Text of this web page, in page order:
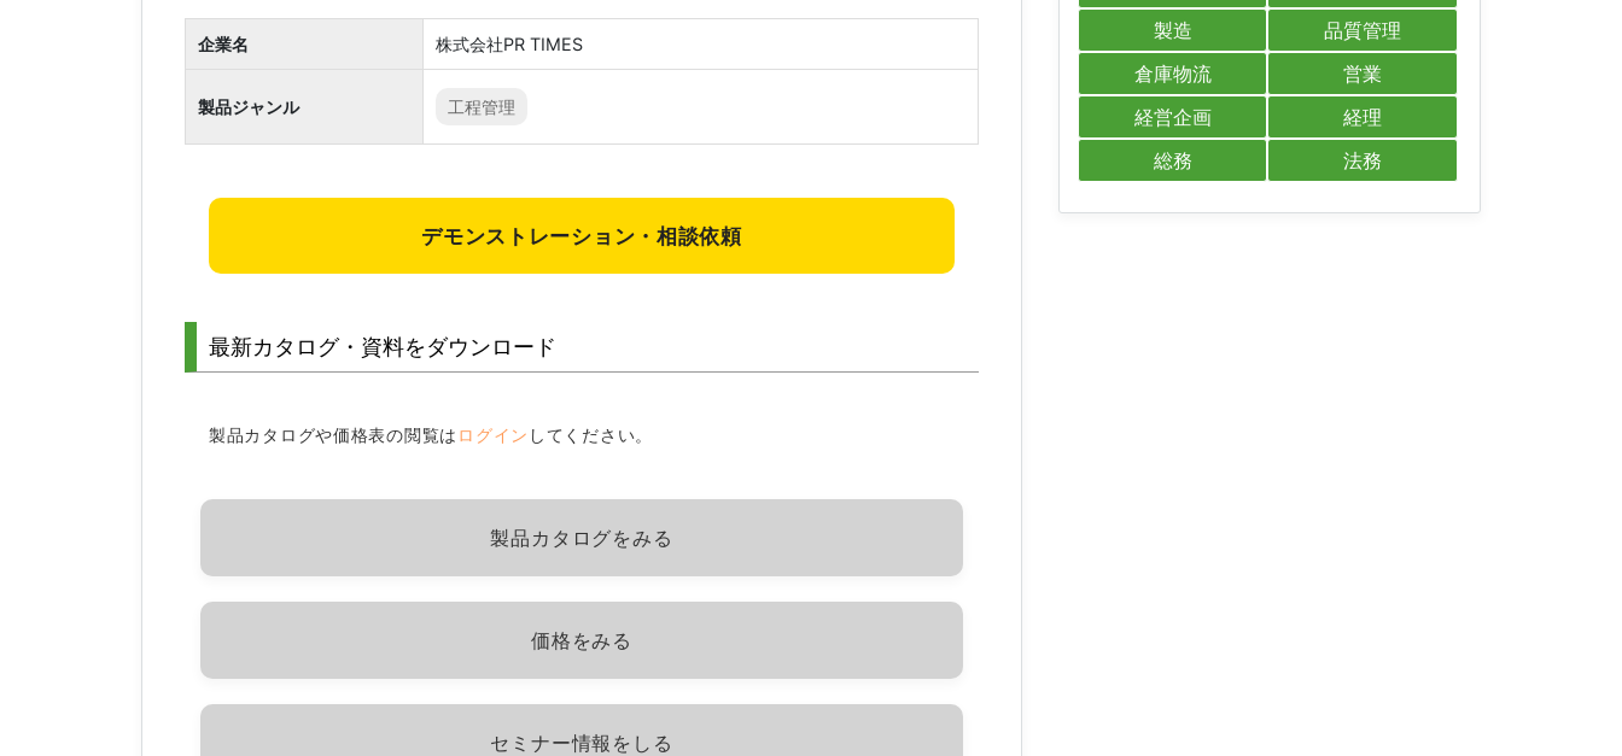
企業名 株式会社PR TIMES
製品ジャンル 工程管理
デモンストレーション・相談依頼
最新カタログ・資料をダウンロード
製品カタログや価格表の閲覧は ログイン してください。
製品カタログをみる
価格をみる
セミナー情報をしる
製造
品質管理
倉庫物流
営業
経営企画
経理
総務
法務